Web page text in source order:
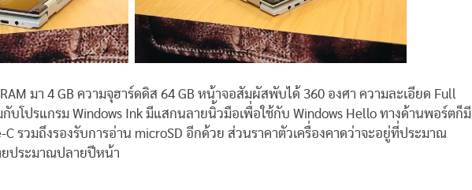
มา 4 GB ความจุฮาร์ดดิส 64 GB หน้าจอสัมผัสพับได้ 360 องศา ความละเอียด Full
กับโปรแกรม Windows Ink มีแสกนลายนิ้วมือเพื่อใช้กับ Windows Hello ทางด้านพอร์ตก็มี
C รวมถึงรองรับการอ่าน microSD อีกด้วย ส่วนราคาตัวเครื่องคาดว่าจะอยู่ที่ประมาณ
ยประมาณปลายปีหน้า